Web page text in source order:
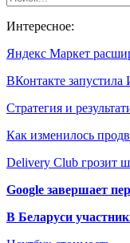
Интересное:
Яндекс Маркет
ВКонтакте запустила
Стратегия и
Как изменилось
Delivery Club грозит
Google завершает
В Беларуси